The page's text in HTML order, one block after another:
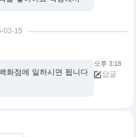
03-15
화점에 일하시면 됩니다
오후 3:18
답글